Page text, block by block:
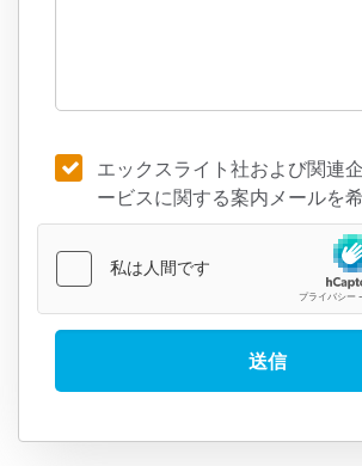
エックスライト社および関連
ービスに関する案内メールを希